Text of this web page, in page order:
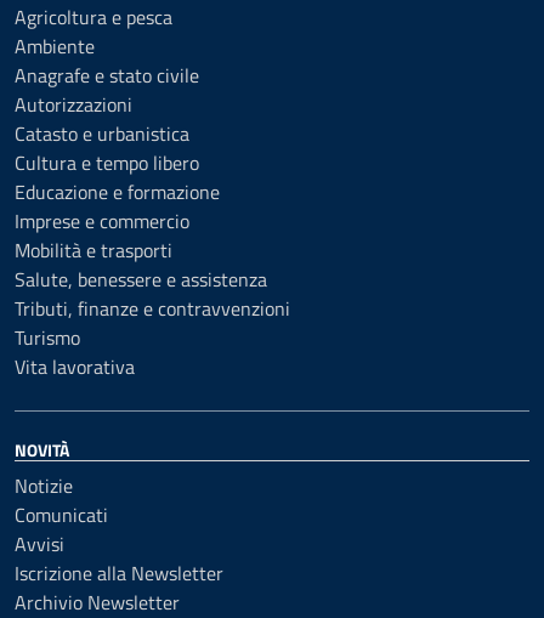
Agricoltura e pesca
Ambiente
Anagrafe e stato civile
Autorizzazioni
Catasto e urbanistica
Cultura e tempo libero
Educazione e formazione
Imprese e commercio
Mobilità e trasporti
Salute, benessere e assistenza
Tributi, finanze e contravvenzioni
Turismo
Vita lavorativa
NOVITÀ
Notizie
Comunicati
Avvisi
Iscrizione alla Newsletter
Archivio Newsletter